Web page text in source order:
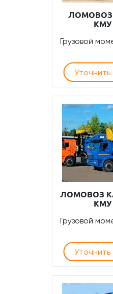
ЛОМОВОЗ
КМУ
Грузовой
ЛОМОВОЗ
КМУ
Грузовой